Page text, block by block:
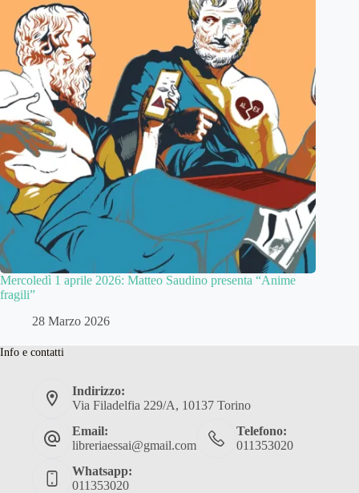
Mercoledì 1 aprile 2026: Matteo Saudino presenta “Anime
fragili”
28 Marzo 2026
Info e contatti
Indirizzo:
Via Filadelfia 229/A, 10137 Torino
Email:
libreriaessai@gmail.com
Telefono:
011353020
Whatsapp:
011353020